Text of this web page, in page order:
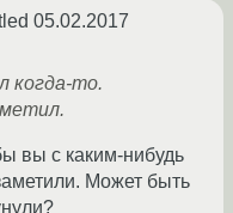
05.02.2017
когда-то.
вы с каким-нибудь
Может быть